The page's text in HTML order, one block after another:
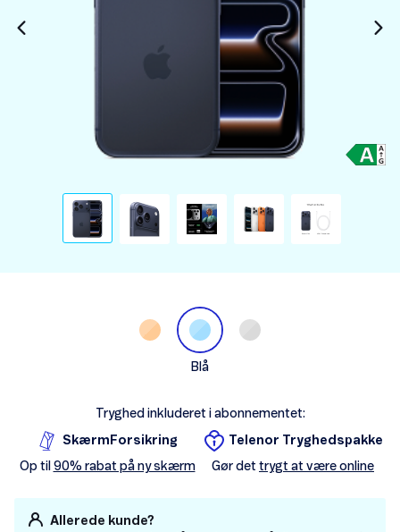
Blå
Tryghed inkluderet i abonnementet:
SkærmForsikring
Op til 90% rabat på ny skærm
Telenor Tryghedspakke
Gør det trygt at være online
Allerede kunde?